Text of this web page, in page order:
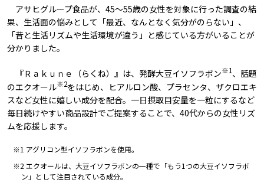
アサヒグループ食品が、45～55歳の女性を対象に行った調査の結
果、生活面の悩みとして「最近、なんとなく気分がのらない」、
「昔と生活リズムや生活環境が違う」と感じている方がいることが
分かりました。
『Ｒａｋｕｎｅ（らくね）』は、発酵大豆イソフラボン※1、話題
のエクオール※2をはじめ、ヒアルロン酸、プラセンタ、ザクロエキ
スなど女性に嬉しい成分を配合。一日摂取目安量を一粒にするなど
毎日続けやすい商品設計でご提案することで、40代からの女性リズ
ムを応援します。
※1 アグリコン型イソフラボンを使用。
※2 エクオールは、大豆イソフラボンの一種で「もう1つの大豆イソフラボ
ン」として注目されている成分。